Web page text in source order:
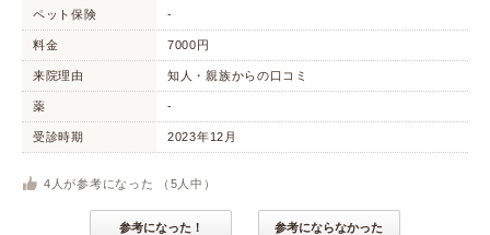
ペット保険 -
料金 7000円
来院理由 知人・親族からの口コミ
薬 -
受診時期 2023年12月
4 人が参考になった （ 5 人中）
参考になった！ 参考にならなかった